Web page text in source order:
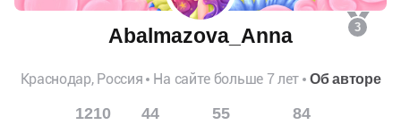
3
Abalmazova_Anna
Краснодар, Россия На сайте больше 7 лет Об авторе
1210 44 55 84